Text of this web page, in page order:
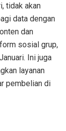
tidak akan
data dengan
dan
sosial grup,
Ini juga
layanan
pembelian di